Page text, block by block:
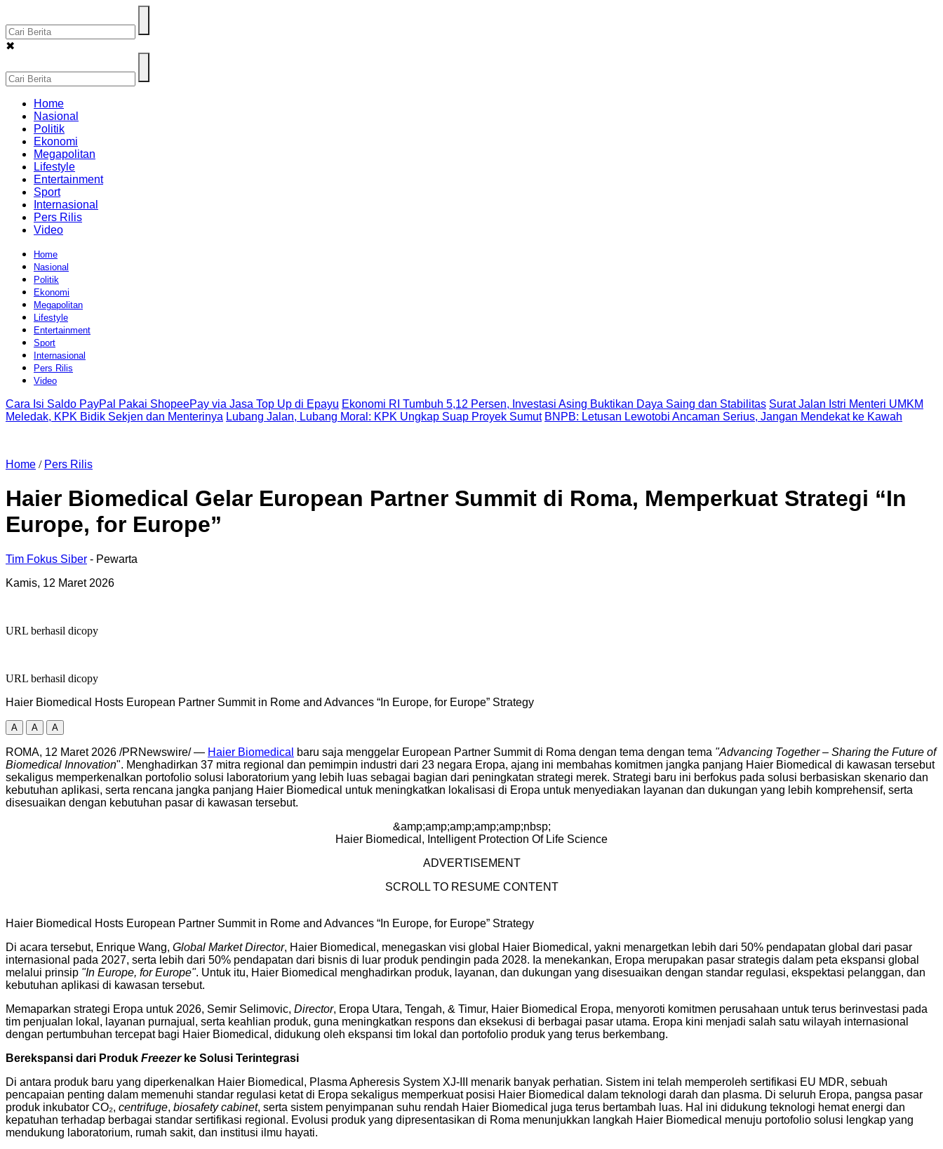
✖
Home
Nasional
Politik
Ekonomi
Megapolitan
Lifestyle
Entertainment
Sport
Internasional
Pers Rilis
Video
Home
Nasional
Politik
Ekonomi
Megapolitan
Lifestyle
Entertainment
Sport
Internasional
Pers Rilis
Video
Cara Isi Saldo PayPal Pakai ShopeePay via Jasa Top Up di Epayu Ekonomi RI Tumbuh 5,12 Persen, Investasi Asing Buktikan Daya Saing dan Stabilitas Surat Jalan Istri Menteri UMKM
Meledak, KPK Bidik Sekjen dan Menterinya Lubang Jalan, Lubang Moral: KPK Ungkap Suap Proyek Sumut BNPB: Letusan Lewotobi Ancaman Serius, Jangan Mendekat ke Kawah
Home / Pers Rilis
Haier Biomedical Gelar European Partner Summit di Roma, Memperkuat Strategi “In
Europe, for Europe”
Tim Fokus Siber - Pewarta
Kamis, 12 Maret 2026
URL berhasil dicopy
URL berhasil dicopy
Haier Biomedical Hosts European Partner Summit in Rome and Advances “In Europe, for Europe” Strategy
A A A
ROMA, 12 Maret 2026 /PRNewswire/ — Haier Biomedical baru saja menggelar European Partner Summit di Roma dengan tema dengan tema "Advancing Together – Sharing the Future of
Biomedical Innovation". Menghadirkan 37 mitra regional dan pemimpin industri dari 23 negara Eropa, ajang ini membahas komitmen jangka panjang Haier Biomedical di kawasan tersebut
sekaligus memperkenalkan portofolio solusi laboratorium yang lebih luas sebagai bagian dari peningkatan strategi merek. Strategi baru ini berfokus pada solusi berbasiskan skenario dan
kebutuhan aplikasi, serta rencana jangka panjang Haier Biomedical untuk meningkatkan lokalisasi di Eropa untuk menyediakan layanan dan dukungan yang lebih komprehensif, serta
disesuaikan dengan kebutuhan pasar di kawasan tersebut.
&amp;amp;amp;amp;amp;nbsp;
Haier Biomedical, Intelligent Protection Of Life Science
ADVERTISEMENT
SCROLL TO RESUME CONTENT
Haier Biomedical Hosts European Partner Summit in Rome and Advances “In Europe, for Europe” Strategy
Di acara tersebut, Enrique Wang, Global Market Director, Haier Biomedical, menegaskan visi global Haier Biomedical, yakni menargetkan lebih dari 50% pendapatan global dari pasar
internasional pada 2027, serta lebih dari 50% pendapatan dari bisnis di luar produk pendingin pada 2028. Ia menekankan, Eropa merupakan pasar strategis dalam peta ekspansi global
melalui prinsip "In Europe, for Europe". Untuk itu, Haier Biomedical menghadirkan produk, layanan, dan dukungan yang disesuaikan dengan standar regulasi, ekspektasi pelanggan, dan
kebutuhan aplikasi di kawasan tersebut.
Memaparkan strategi Eropa untuk 2026, Semir Selimovic, Director, Eropa Utara, Tengah, & Timur, Haier Biomedical Eropa, menyoroti komitmen perusahaan untuk terus berinvestasi pada
tim penjualan lokal, layanan purnajual, serta keahlian produk, guna meningkatkan respons dan eksekusi di berbagai pasar utama. Eropa kini menjadi salah satu wilayah internasional
dengan pertumbuhan tercepat bagi Haier Biomedical, didukung oleh ekspansi tim lokal dan portofolio produk yang terus berkembang.
Berekspansi dari Produk Freezerke Solusi Terintegrasi
Di antara produk baru yang diperkenalkan Haier Biomedical, Plasma Apheresis System XJ-III menarik banyak perhatian. Sistem ini telah memperoleh sertifikasi EU MDR, sebuah
pencapaian penting dalam memenuhi standar regulasi ketat di Eropa sekaligus memperkuat posisi Haier Biomedical dalam teknologi darah dan plasma. Di seluruh Eropa, pangsa pasar
produk inkubator CO₂, centrifuge, biosafety cabinet, serta sistem penyimpanan suhu rendah Haier Biomedical juga terus bertambah luas. Hal ini didukung teknologi hemat energi dan
kepatuhan terhadap berbagai standar sertifikasi regional. Evolusi produk yang dipresentasikan di Roma menunjukkan langkah Haier Biomedical menuju portofolio solusi lengkap yang
mendukung laboratorium, rumah sakit, dan institusi ilmu hayati.